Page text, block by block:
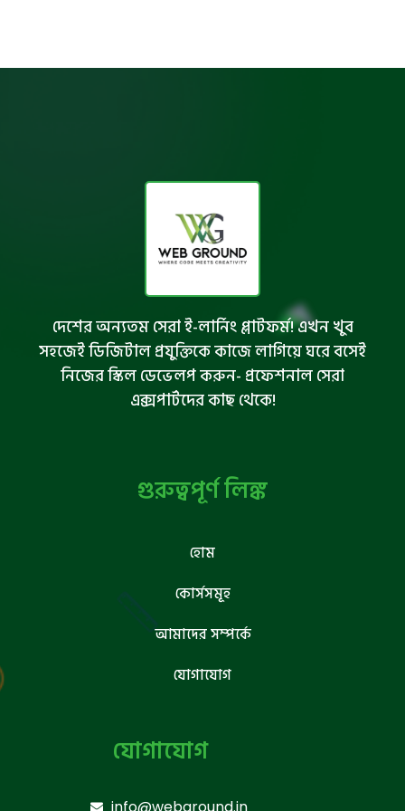
দেশের অন্যতম সেরা ই-লার্নিং প্লাটফর্ম! এখন খুব
সহজেই ডিজিটাল প্রযুক্তিকে কাজে লাগিয়ে ঘরে বসেই
নিজের স্কিল ডেভেলপ করুন- প্রফেশনাল সেরা
এক্সপার্টদের কাছ থেকে!
গুরুত্বপূর্ণ লিঙ্ক
হোম
কোর্সসমূহ
আমাদের সম্পর্কে
যোগাযোগ
যোগাযোগ